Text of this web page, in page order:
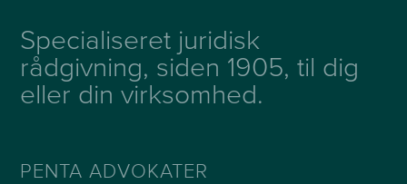
Specialiseret juridisk
rådgivning, siden 1905, til dig
eller din virksomhed.
PENTA ADVOKATER